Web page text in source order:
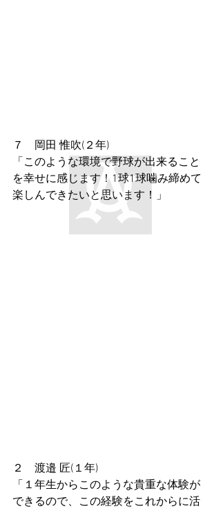
７　岡田 惟吹(２年)
「このような環境で野球が出来ること
を幸せに感じます！1球1球噛み締めて
楽しんできたいと思います！」
２　渡邉 匠(１年)
「１年生からこのような貴重な体験が
できるので、この経験をこれからに活